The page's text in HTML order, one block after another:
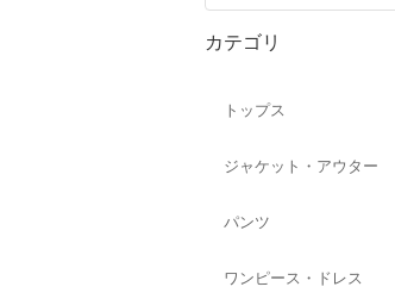
カテゴリ
トップス
ジャケット・アウター
パンツ
ワンピース・ドレス